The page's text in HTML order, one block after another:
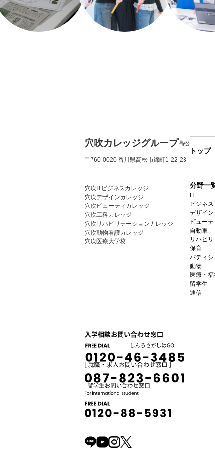
穴吹カレッジグループ高松
〒760-0020 香川県高松市錦町1-22-23
穴吹ITビジネスカレッジ
穴吹デザインカレッジ
穴吹ビューティカレッジ
穴吹工科カレッジ
穴吹リハビリテーションカレッジ
穴吹動物看護カレッジ
穴吹医療大学校
トップ
分野一
IT
ビジネ
デザイン
ビューテ
自動車
リハビ
保育
パティシ
動物
医療・福
留学生
通信